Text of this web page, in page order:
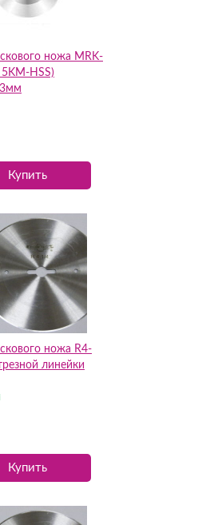
ножа MRK-
HSS)
Купить
ножа R4-
линейки
Купить